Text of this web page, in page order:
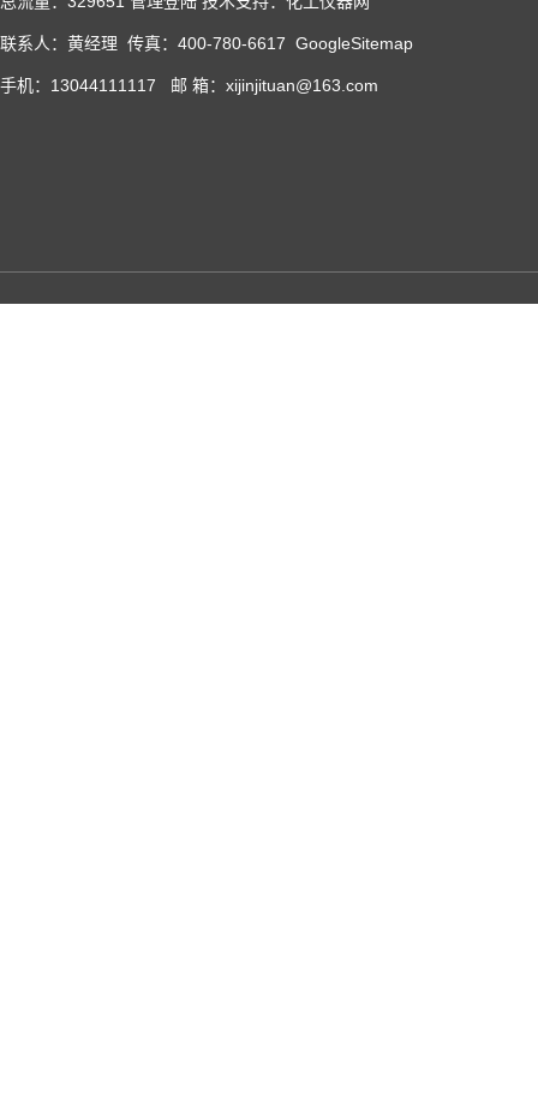
联系人：黄经理 传真：400-780-6617 GoogleSitemap
手机：13044111117 邮 箱：xijinjituan@163.com